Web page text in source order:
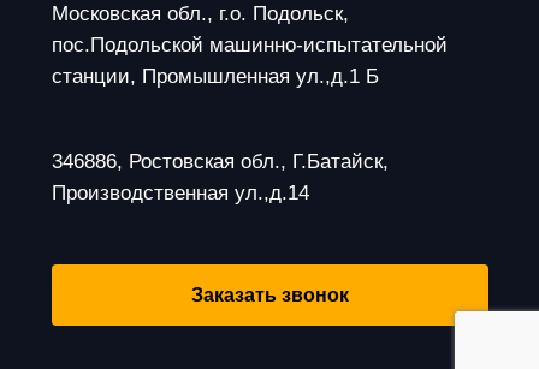
Московская обл., г.о. Подольск,
пос.Подольской машинно-испытательной
станции, Промышленная ул.,д.1 Б
346886, Ростовская обл., Г.Батайск,
Производственная ул.,д.14
Заказать звонок